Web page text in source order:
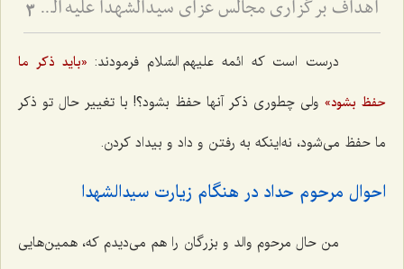
اهداف برگزاری مجالس عزای سیدالشهدا علیه السّلام 3
درست است که ائمه علیهم السّلام فرمودند: «باید ذکر ما
حفظ بشود» ولی چطوری ذکر آنها حفظ بشود؟! با تغییر حال تو ذکر
ما حفظ می‌شود، نه‌اینکه به رفتن و داد و بیداد کردن.
احوال مرحوم حداد در هنگام زیارت سیدالشهدا
من حال مرحوم والد و بزرگان را هم می‌دیدم که، همین‌هایی